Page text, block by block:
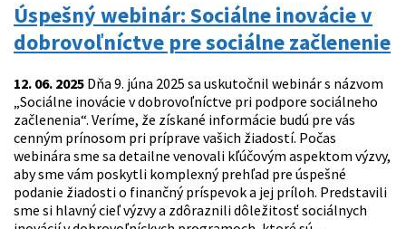
Úspešný webinár: Sociálne inovácie v
dobrovoľníctve pre sociálne začlenenie
12. 06. 2025 Dňa 9. júna 2025 sa uskutočnil webinár s názvom
„Sociálne inovácie v dobrovoľníctve pri podpore sociálneho
začlenenia“. Veríme, že získané informácie budú pre vás
cenným prínosom pri príprave vašich žiadostí. Počas
webinára sme sa detailne venovali kľúčovým aspektom výzvy,
aby sme vám poskytli komplexný prehľad pre úspešné
podanie žiadosti o finančný príspevok a jej príloh. Predstavili
sme si hlavný cieľ výzvy a zdôraznili dôležitosť sociálnych